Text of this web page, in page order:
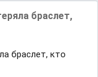
браслет,
браслет, кто